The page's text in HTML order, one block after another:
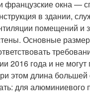
окна —
в здании,
помещений и
Основные
2016 года и не
этом длина большей
для